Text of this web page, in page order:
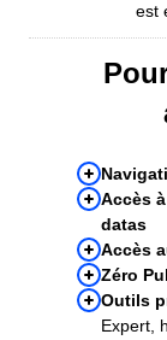
est
Accès
datas
Accès
Zéro
Outils
Expert,